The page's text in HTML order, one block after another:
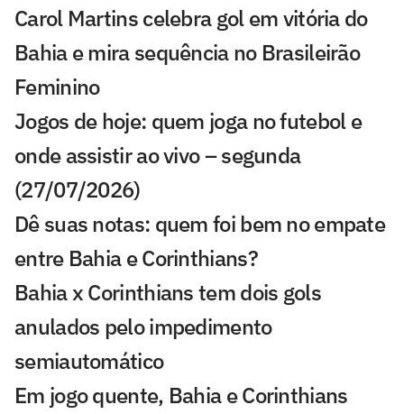
Carol Martins celebra gol em vitória do
Bahia e mira sequência no Brasileirão
Feminino
Jogos de hoje: quem joga no futebol e
onde assistir ao vivo – segunda
(27/07/2026)
Dê suas notas: quem foi bem no empate
entre Bahia e Corinthians?
Bahia x Corinthians tem dois gols
anulados pelo impedimento
semiautomático
Em jogo quente, Bahia e Corinthians